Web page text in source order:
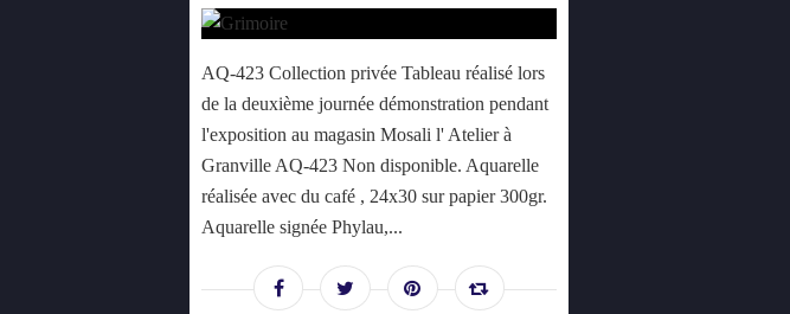
AQ-423 Collection privée Tableau réalisé lors
de la deuxième journée démonstration pendant
l'exposition au magasin Mosali l' Atelier à
Granville AQ-423 Non disponible. Aquarelle
réalisée avec du café , 24x30 sur papier 300gr.
Aquarelle signée Phylau,...